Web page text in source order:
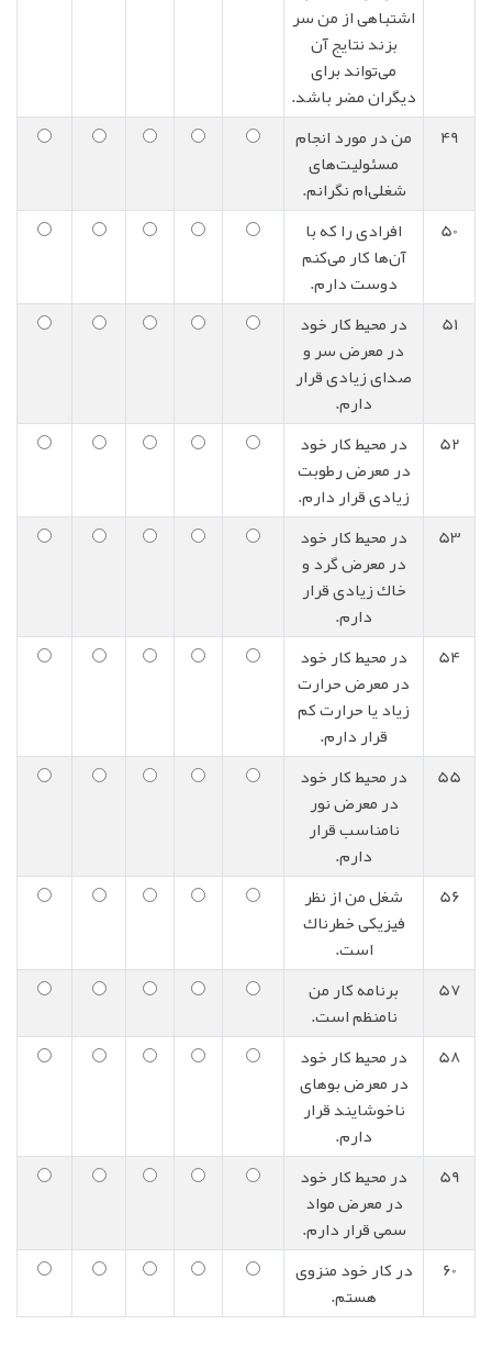
اشتباهی از من سر
بزند نتایج آن
می‌تواند برای
دیگران مضر باشد.
49
من در مورد انجام
مسئولیت‌های
شغلی‌ام نگرانم.
50
افرادی را که با
آن‌ها کار می‌کنم
دوست دارم.
51
در محیط کار خود
در معرض سر و
صدای زیادی قرار
دارم.
52
در محیط کار خود
در معرض رطوبت
زیادی قرار دارم.
53
در محیط کار خود
در معرض گرد و
خاك زیادی قرار
دارم.
54
در محیط کار خود
در معرض حرارت
زیاد یا حرارت کم
قرار دارم.
55
در محیط کار خود
در معرض نور
نامناسب قرار
دارم.
56
شغل من از نظر
فیزیکی خطرناك
است.
57
برنامه کار من
نامنظم است.
58
در محیط کار خود
در معرض بوهای
ناخوشایند قرار
دارم.
59
در محیط کار خود
در معرض مواد
سمی قرار دارم.
60
در کار خود منزوی
هستم.